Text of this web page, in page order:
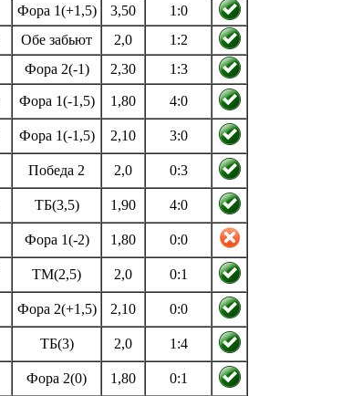
Фора 1(+1,5) 3,50
1:0
Обе забьют 2,0
1:2
Фора 2(-1) 2,30 1:3
Фора 1(-1,5) 1,80 4:0
Фора 1(-1,5) 2,10 3:0
Победа 2 2,0 0:3
ТБ(3,5) 1,90 4:0
Фора 1(-2) 1,80 0:0
ТМ(2,5) 2,0 0:1
Фора 2(+1,5) 2,10 0:0
ТБ(3) 2,0 1:4
Фора 2(0) 1,80 0:1